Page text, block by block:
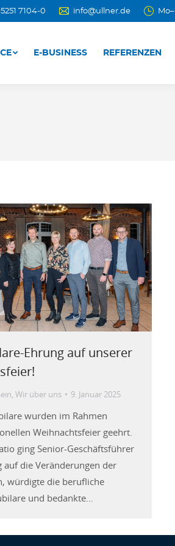
7104-0 info@ullner.de
E-BUSINESS REFERENZEN
Ehrung auf unserer
Wir über uns 9. Januar 2025
wurden im Rahmen
Weihnachtsfeier geehrt.
ging Senior-Geschäftsführer
auf die Veränderungen der
würdigte die berufliche
und bedankte…